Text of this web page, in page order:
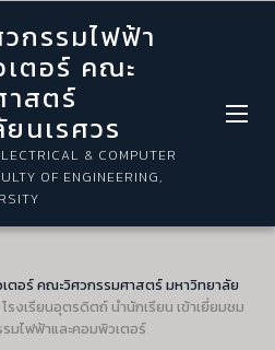
กรรมไฟฟ้า
ตอร์ คณะ
สตร์
นเรศวร
& COMPUTER
OF ENGINEERING,
ตอร์ คณะวิศวกรรมศาสตร์ มหาวิทยาลัย
โรงเรียนอุตรดิตถ์ นำนักเรียน เข้าเยี่ยมชม
มไฟฟ้าและคอมพิวเตอร์